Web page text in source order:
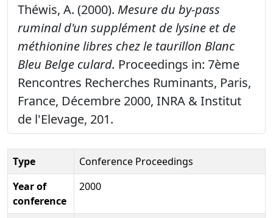
Théwis, A. (2000). Mesure du by-pass
ruminal d'un supplément de lysine et de
méthionine libres chez le taurillon Blanc
Bleu Belge culard. Proceedings in: 7ème
Rencontres Recherches Ruminants, Paris,
France, Décembre 2000, INRA & Institut
de l'Elevage, 201.
Type
Conference Proceedings
Year of
conference
2000